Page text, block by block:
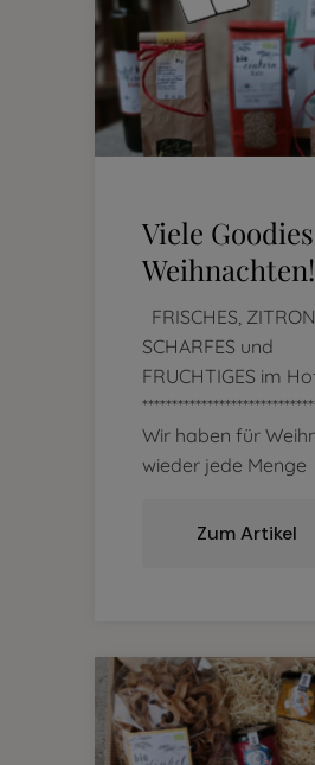
Viele
Weihnachten!
FRISCHES,
SCHARFES und
FRUCHTIGES im
Wir haben für
wieder jede Menge
Zum Artikel